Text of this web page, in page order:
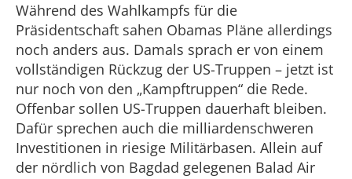
Während des Wahlkampfs für die
Präsidentschaft sahen Obamas Pläne allerdings
noch anders aus. Damals sprach er von einem
vollständigen Rückzug der US-Truppen – jetzt ist
nur noch von den „Kampftruppen“ die Rede.
Offenbar sollen US-Truppen dauerhaft bleiben.
Dafür sprechen auch die milliardenschweren
Investitionen in riesige Militärbasen. Allein auf
der nördlich von Bagdad gelegenen Balad Air